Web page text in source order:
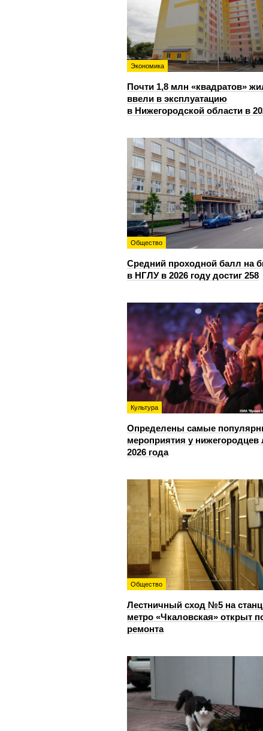
Экономика
Почти 1,8 млн «квадратов»
ввели в эксплуатацию
в Нижегородской области в
Общество
Средний проходной балл на
в НГЛУ в 2026 году достиг 258
Культура
Определены самые
мероприятия у нижегородцев
2026 года
Общество
Лестничный сход №5 на
метро «Чкаловская» открыт
ремонта